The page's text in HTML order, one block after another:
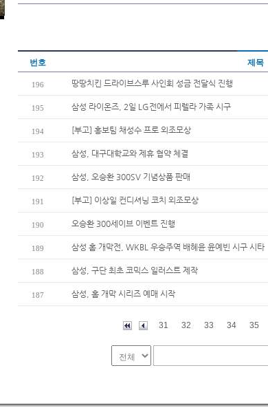
번호 제목
196 땅땅치킨 드라이브스루 사인회 성금 전달식 진행
195 삼성 라이온즈, 2일 LG전에서 피렐라 가족 시구
194 [부고] 홍보팀 채성수 프로 외조모상
193 삼성, 대구대학교와 제휴 협약 체결
192 삼성, 오승환 300SV 기념상품 판매
191 [부고] 이상일 컨디셔닝 코치 외조모상
190 오승환 300세이브 이벤트 진행
189 삼성 홈 개막전, WKBL 우승주역 배혜윤 윤예빈 시구 시타
188 삼성, 구단 최초 코믹스 일러스트 제작
187 삼성, 홈 개막 시리즈 예매 시작
31 32 33 34 35